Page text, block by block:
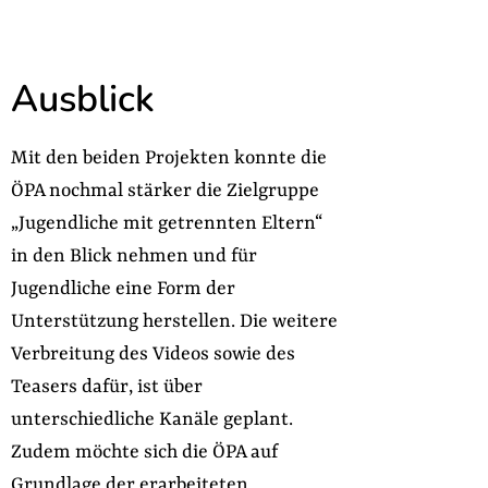
Ausblick
Mit den beiden Projekten konnte die
ÖPA nochmal stärker die Zielgruppe
„Jugendliche mit getrennten Eltern“
in den Blick nehmen und für
Jugendliche eine Form der
Unterstützung herstellen. Die weitere
Verbreitung des Videos sowie des
Teasers dafür, ist über
unterschiedliche Kanäle geplant.
Zudem möchte sich die ÖPA auf